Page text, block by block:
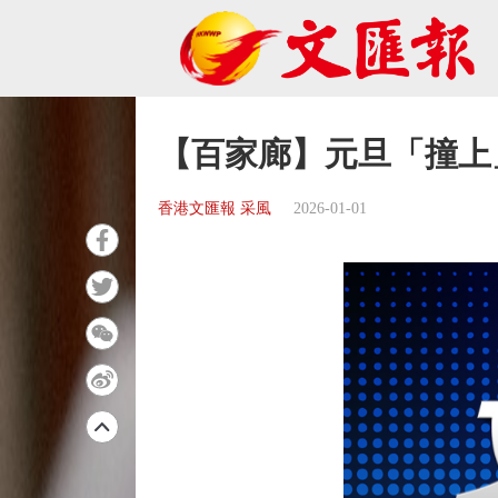
【百家廊】元旦「撞
香港文匯報 采風 2026-01-01